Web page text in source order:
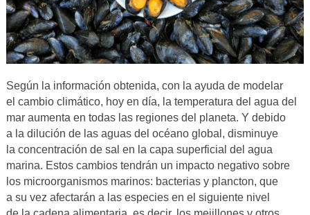
Según la información obtenida, con la ayuda de modelar
el cambio climático, hoy en día, la temperatura del agua del
mar aumenta en todas las regiones del planeta. Y debido
a la dilución de las aguas del océano global, disminuye
la concentración de sal en la capa superficial del agua
marina. Estos cambios tendrán un impacto negativo sobre
los microorganismos marinos: bacterias y plancton, que
a su vez afectarán a las especies en el siguiente nivel